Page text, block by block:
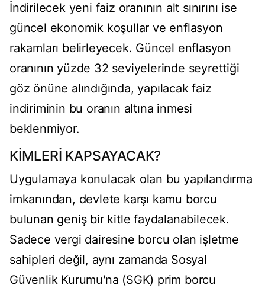
İndirilecek yeni faiz oranının alt sınırını ise
güncel ekonomik koşullar ve enflasyon
rakamları belirleyecek. Güncel enflasyon
oranının yüzde 32 seviyelerinde seyrettiği
göz önüne alındığında, yapılacak faiz
indiriminin bu oranın altına inmesi
beklenmiyor.
KİMLERİ KAPSAYACAK?
Uygulamaya konulacak olan bu yapılandırma
imkanından, devlete karşı kamu borcu
bulunan geniş bir kitle faydalanabilecek.
Sadece vergi dairesine borcu olan işletme
sahipleri değil, aynı zamanda Sosyal
Güvenlik Kurumu'na (SGK) prim borcu